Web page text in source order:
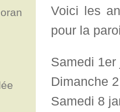
Voici les
pour la
Samedi
Dimanche
Samedi 8